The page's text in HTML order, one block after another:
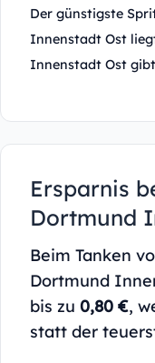
Der günstigste
Innenstadt Ost
Innenstadt Ost
Ersparnis
Dortmund
Beim Tanken
Dortmund
bis zu 0,80 €,
statt der